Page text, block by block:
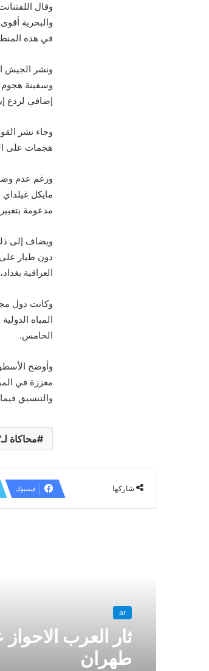
وقال
والبحرية
في هذه
ونشر الجيش
إضافي لردع
وجاء نشر
هجمات على
ورغم عدم
مايكل غيلداي
مدعومة
ويضاف إلى
دون طيار
العراقية
المياه
الخامس.
وأوضح
والتنسيق
محاكاة
شاركها فيسبوك
ar
ثار العرب
طهران